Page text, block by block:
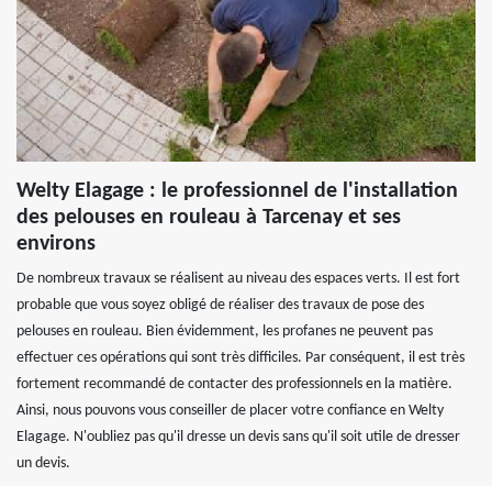
Welty Elagage : le professionnel de l'installation
des pelouses en rouleau à Tarcenay et ses
environs
De nombreux travaux se réalisent au niveau des espaces verts. Il est fort
probable que vous soyez obligé de réaliser des travaux de pose des
pelouses en rouleau. Bien évidemment, les profanes ne peuvent pas
effectuer ces opérations qui sont très difficiles. Par conséquent, il est très
fortement recommandé de contacter des professionnels en la matière.
Ainsi, nous pouvons vous conseiller de placer votre confiance en Welty
Elagage. N'oubliez pas qu'il dresse un devis sans qu'il soit utile de dresser
un devis.